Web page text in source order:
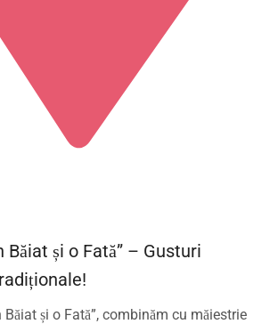
Băiat și o Fată” – Gusturi
Băiat și o Fată”, combinăm cu măiestrie